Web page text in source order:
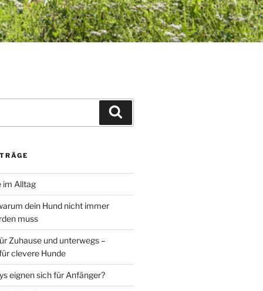
im Alltag
dein Hund nicht immer
muss
Zuhause und unterwegs –
clevere Hunde
eignen sich für Anfänger?